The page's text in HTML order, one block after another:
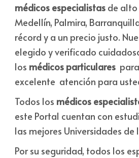
médicos especialistas de
Medellín, Palmira,
récord y a un precio justo.
elegido y verificado
los médicos particulares
excelente atención para
Todos los médicos
este Portal cuentan con
las mejores Universidades de
Por su seguridad, todos los